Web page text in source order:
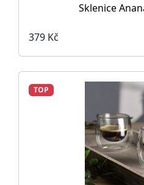
Sklenice
379 Kč
TOP